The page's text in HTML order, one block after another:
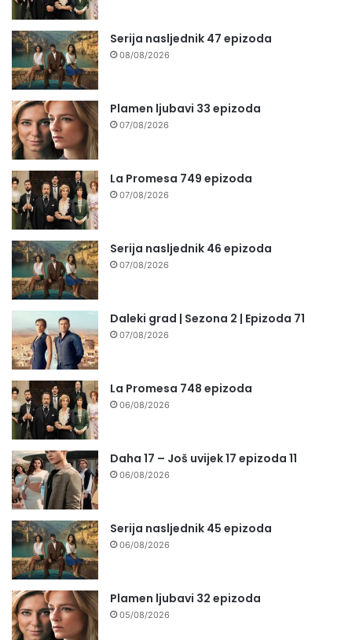
Serija nasljednik 47 epizoda
08/08/2026
Plamen ljubavi 33 epizoda
07/08/2026
La Promesa 749 epizoda
07/08/2026
Serija nasljednik 46 epizoda
07/08/2026
Daleki grad | Sezona 2 | Epizoda 71
07/08/2026
La Promesa 748 epizoda
06/08/2026
Daha 17 – Još uvijek 17 epizoda 11
06/08/2026
Serija nasljednik 45 epizoda
06/08/2026
Plamen ljubavi 32 epizoda
05/08/2026